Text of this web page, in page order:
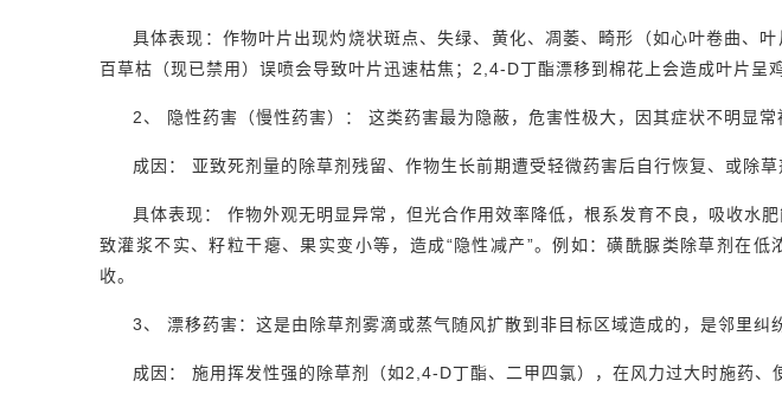
具体表现：作物叶片出现灼烧状斑点、失绿、黄化、凋萎、畸形（如心叶卷曲、
百草枯（现已禁用）误喷会导致叶片迅速枯焦；2,4-D丁酯漂移到棉花上会造成叶片呈
2、 隐性药害（慢性药害）： 这类药害最为隐蔽，危害性极大，因其症状不明显
成因： 亚致死剂量的除草剂残留、作物生长前期遭受轻微药害后自行恢复、或除草
具体表现： 作物外观无明显异常，但光合作用效率降低，根系发育不良，吸收水
致灌浆不实、籽粒干瘪、果实变小等，造成“隐性减产”。例如：磺酰脲类除草剂在
收。
3、 漂移药害：这是由除草剂雾滴或蒸气随风扩散到非目标区域造成的，是邻里纠
成因： 施用挥发性强的除草剂（如2,4-D丁酯、二甲四氯），在风力过大时施药、